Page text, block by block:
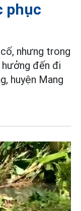
phục
nhưng trong
hưởng đến đi
huyện Mang